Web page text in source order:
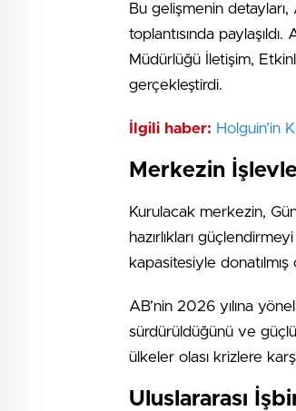
Bu gelişmenin
toplantısında
Müdürlüğü İletişim,
gerçekleştirdi.
İlgili haber: Holguin’in
Merkezin
Kurulacak merkezin,
hazırlıkları
kapasitesiyle donatılmış
AB’nin 2026 yılına
sürdürüldüğünü ve güçlü
ülkeler olası krizlere
Uluslararası